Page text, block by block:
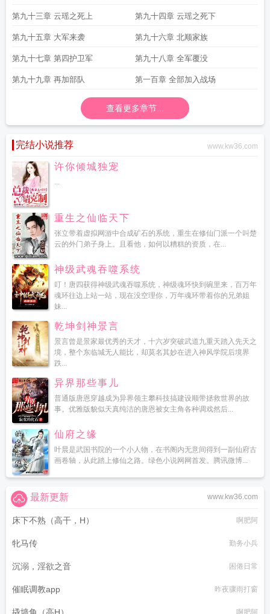
第九十三章 云瑶之死上 第九十四章 云瑶之死下
第九十五章 大军来袭 第九十六章 北顺家族
第九十七章 第四护卫军 第九十八章 全军覆没
第九十九章 再加部队 第一百章 全部加入战场
查看更多章节...
完结小说推荐 www.kw36.com
许你倾城独宠
...
重生之仙临天下
张立带着虚拟网游中合成矿石的系统，重生在修仙门派一个叫楚
云的外门弟子身上。且看他，如何以糟糕的资质，在...
神级武魂吞噬系统
叮！唐四获得神级武魂吞噬系统，神级魂环快到碗里来，百万年
魂环往边上站一站，现在没空理你，万年魂环带着你的兄弟姐
妹...
乾坤剑神景言
景言曾是景家最优秀的天才，十六岁突破武道九重天踏入先天之
境，整个东临城无人能比，却莫名其妙在进入神风学院后境界
跌...
异界那些事儿
普通版唐恩穿越成为异界领主攀科技搞建设顺带拯救世界的故
事。优雅版貌似天真纯洁的唐恩被女主角各种调戏然后...
仙府之缘
叶晨是武国书院的一个小人物，在书阁内无意间得到一副仙府古
画卷轴，从此踏上修仙之路。绿色小说网网首发。腾讯微博...
www.kw36.com
最新更新
床下不熟（高干，H） 啊肥阿
牝马传 勤务小兵
沉溺，淫欲之音 困倦日常
催眠调教app 昨夜骤雨打窗
啊肥阿